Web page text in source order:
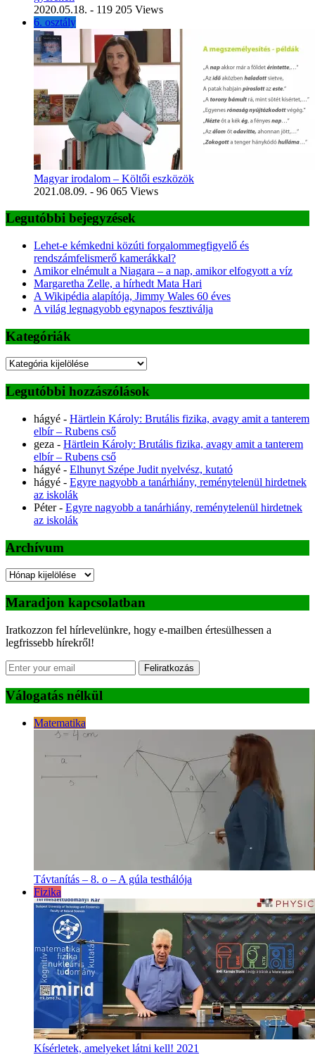
2020.05.18. - 119 205 Views
6. osztály
Magyar irodalom – Költői eszközök
2021.08.09. - 96 065 Views
Legutóbbi bejegyzések
Lehet-e kémkedni közúti forgalommegfigyelő és
rendszámfelismerő kamerákkal?
Amikor elnémult a Niagara – a nap, amikor elfogyott a víz
Margaretha Zelle, a hírhedt Mata Hari
A Wikipédia alapítója, Jimmy Wales 60 éves
A világ legnagyobb egynapos fesztiválja
Kategóriák
Kategóriák
Legutóbbi hozzászólások
hágyé - Härtlein Károly: Brutális fizika, avagy amit a tanterem
elbír – Rubens cső
geza - Härtlein Károly: Brutális fizika, avagy amit a tanterem
elbír – Rubens cső
hágyé - Elhunyt Szépe Judit nyelvész, kutató
hágyé - Egyre nagyobb a tanárhiány, reménytelenül hirdetnek
az iskolák
Péter- Egyre nagyobb a tanárhiány, reménytelenül hirdetnek
az iskolák
Archívum
Archívum
Maradjon kapcsolatban
Iratkozzon fel hírlevelünkre, hogy e-mailben értesülhessen a
legfrissebb hírekről!
Feliratkozás
Válogatás nélkül
Matematika
Távtanítás – 8. o – A gúla testhálója
Fizika
Kísérletek, amelyeket látni kell! 2021